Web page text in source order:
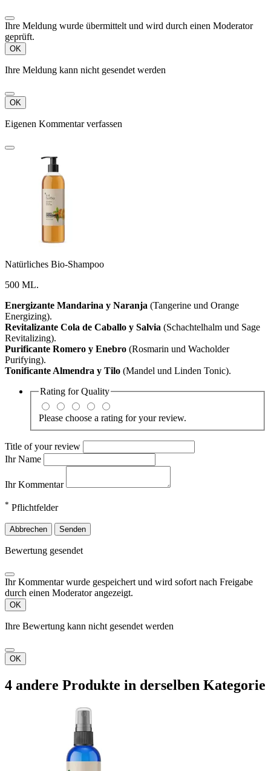
Ihre Meldung wurde übermittelt und wird durch einen Moderator
geprüft.
OK
Ihre Meldung kann nicht gesendet werden
OK
Eigenen Kommentar verfassen
Natürliches Bio-Shampoo
500 ML.
Energizante Mandarina y Naranja (Tangerine und Orange
Energizing).
Revitalizante Cola de Caballo y Salvia (Schachtelhalm und Sage
Revitalizing).
Purificante Romero y Enebro (Rosmarin und Wacholder
Purifying).
Tonificante Almendra y Tilo (Mandel und Linden Tonic).
Rating forQuality
Please choose a rating for your review.
Title of your review
Ihr Name
Ihr Kommentar
* Pflichtfelder
Abbrechen Senden
Bewertung gesendet
Ihr Kommentar wurde gespeichert und wird sofort nach Freigabe
durch einen Moderator angezeigt.
OK
Ihre Bewertung kann nicht gesendet werden
OK
4 andere Produkte in derselben Kategorie